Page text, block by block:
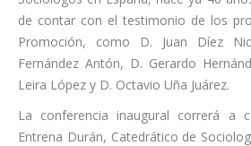
de contar con el testimonio de los
Promoción, como D. Juan Díez
Fernández Antón, D. Gerardo
Leira López y D. Octavio Uña Juárez.
La conferencia inaugural correrá a
Entrena Durán, Catedrático de